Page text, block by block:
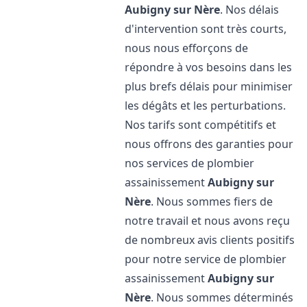
Aubigny sur Nère. Nos délais
d'intervention sont très courts,
nous nous efforçons de
répondre à vos besoins dans les
plus brefs délais pour minimiser
les dégâts et les perturbations.
Nos tarifs sont compétitifs et
nous offrons des garanties pour
nos services de plombier
assainissementAubigny sur
Nère. Nous sommes fiers de
notre travail et nous avons reçu
de nombreux avis clients positifs
pour notre service de plombier
assainissementAubigny sur
Nère. Nous sommes déterminés